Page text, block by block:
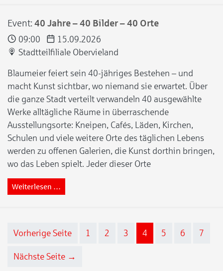
Event: 40 Jahre – 40 Bilder – 40 Orte
09:00
15.09.2026
Stadtteilfiliale Obervieland
Blaumeier feiert sein 40-jähriges Bestehen – und
macht Kunst sichtbar, wo niemand sie erwartet. Über
die ganze Stadt verteilt verwandeln 40 ausgewählte
Werke alltägliche Räume in überraschende
Ausstellungsorte: Kneipen, Cafés, Läden, Kirchen,
Schulen und viele weitere Orte des täglichen Lebens
werden zu offenen Galerien, die Kunst dorthin bringen,
wo das Leben spielt. Jeder dieser Orte
Weiterlesen …
Seitennummerierung der Beiträge
Vorherige Seite 1 2 3 4 5 6 7
Nächste Seite →